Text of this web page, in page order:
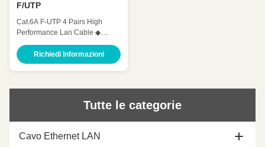
F/UTP
Cat.6A F-UTP 4 Pairs High
Performance Lan Cable ◆
Standards UL Subject
444,ANSI/TIA 568.2.D , ISO /
IEC 11801, IEC 61156-5 ,YD/T
BASE-TX 155 Mbps ATM 622
Charateristics ...
Richiedi Informazioni
Tutte le categorie
Cavo Ethernet LAN